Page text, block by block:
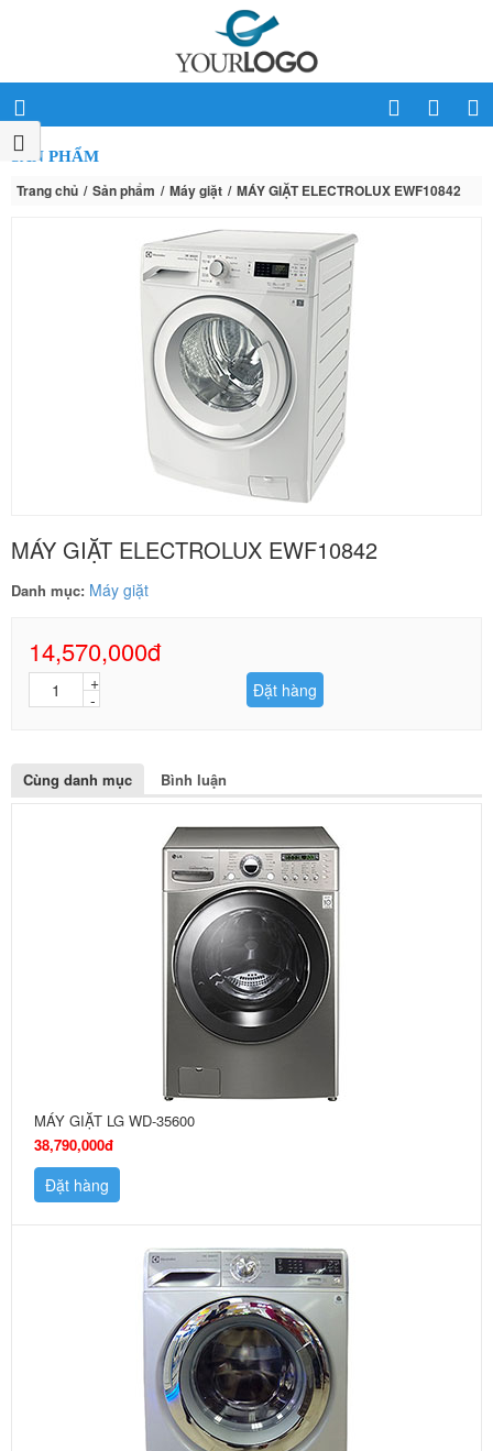
SẢN PHẨM
Trang chủ Sản phẩm Máy giặt MÁY GIẶT ELECTROLUX EWF10842
MÁY GIẶT ELECTROLUX EWF10842
Danh mục: Máy giặt
14,570,000đ
Đặt hàng
Cùng danh mục Bình luận
MÁY GIẶT LG WD-35600
38,790,000đ
Đặt hàng